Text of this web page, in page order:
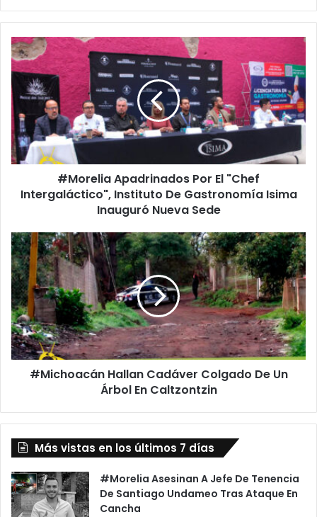
#Morelia
Apadrinados
Por
El
"Chef
Intergaláctico",
Instituto
De
Gastronomía
Inauguró
#Morelia Apadrinados Por El "Chef
Intergaláctico", Instituto De Gastronomía Isima
Inauguró Nueva Sede
#Michoacán
Hallan
Cadáver
Colgado
De
Un
Árbol
En
Caltzontzin
#Michoacán Hallan Cadáver Colgado De Un
Árbol En Caltzontzin
Más vistas en los últimos 7 días
#Morelia Asesinan A Jefe De Tenencia
De Santiago Undameo Tras Ataque En
Cancha